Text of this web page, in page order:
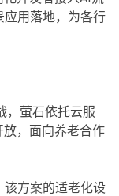
应用落地，为各行
，萤石依托云服
，面向养老合作
该方案的适老化设